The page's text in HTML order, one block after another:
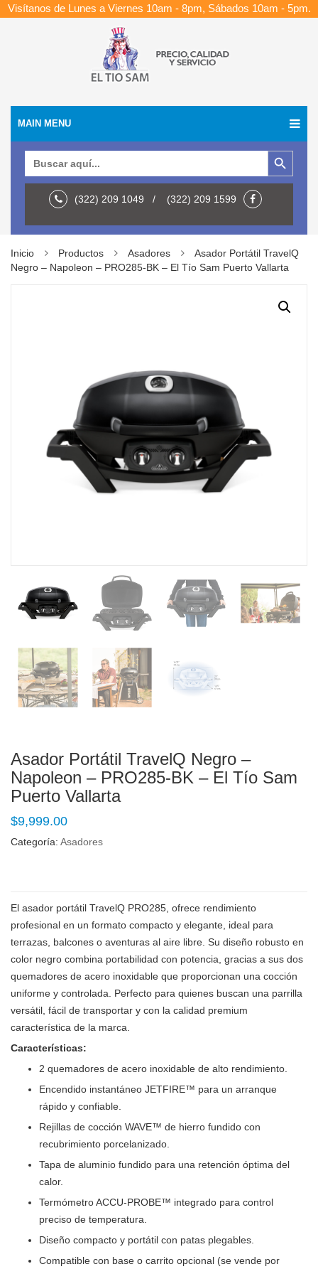
Visítanos de Lunes a Viernes 10am - 8pm, Sábados 10am - 5pm.
MAIN MENU
Botón de búsqueda
(322) 209 1049 / (322) 209 1599
Inicio Productos Asadores
Asador Portátil TravelQ
Negro – Napoleon – PRO285-BK – El Tío Sam Puerto Vallarta
Asador Portátil TravelQ Negro –
Napoleon – PRO285-BK – El Tío Sam
Puerto Vallarta
$9,999.00
Categoría: Asadores
El asador portátil TravelQ PRO285, ofrece rendimiento
profesional en un formato compacto y elegante, ideal para
terrazas, balcones o aventuras al aire libre. Su diseño robusto en
color negro combina portabilidad con potencia, gracias a sus dos
quemadores de acero inoxidable que proporcionan una cocción
uniforme y controlada. Perfecto para quienes buscan una parrilla
versátil, fácil de transportar y con la calidad premium
característica de la marca.
Características:
2 quemadores de acero inoxidable de alto rendimiento.
Encendido instantáneo JETFIRE™ para un arranque
rápido y confiable.
Rejillas de cocción WAVE™ de hierro fundido con
recubrimiento porcelanizado.
Tapa de aluminio fundido para una retención óptima del
calor.
Termómetro ACCU-PROBE™ integrado para control
preciso de temperatura.
Diseño compacto y portátil con patas plegables.
Compatible con base o carrito opcional (se vende por